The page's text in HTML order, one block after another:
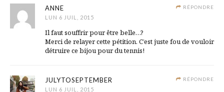
RÉPONDRE
ANNE
LUN 6 JUIL, 2015
Il faut souffrir pour être belle…?
Merci de relayer cette pétition. C’est juste fou de vouloir
détruire ce bijou pour du tennis!
RÉPONDRE
JULYTOSEPTEMBER
LUN 6 JUIL, 2015